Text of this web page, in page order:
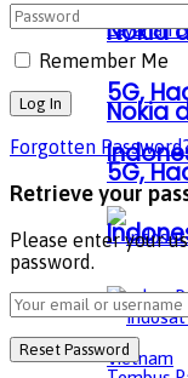
Nokia
5G,
Nokia
5G,
Remember Me
Forgotten
Retrieve your
Please enter your
password.